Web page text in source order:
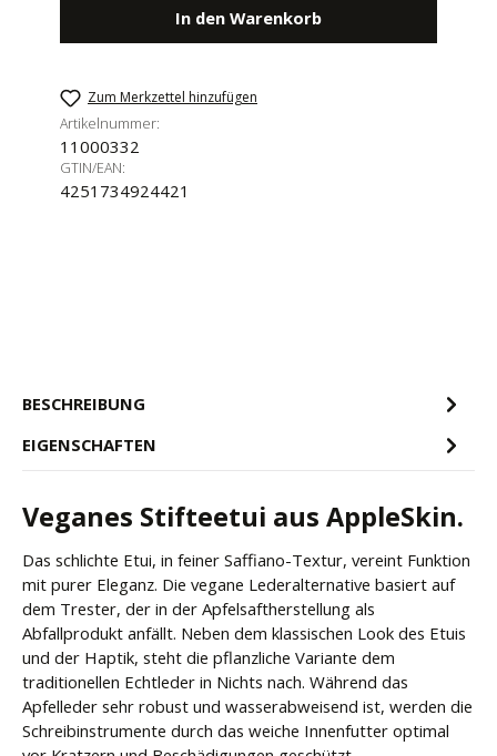
In den Warenkorb
Zum Merkzettel hinzufügen
Artikelnummer:
11000332
GTIN/EAN:
4251734924421
BESCHREIBUNG
EIGENSCHAFTEN
Veganes Stifteetui aus AppleSkin.
Das schlichte Etui, in feiner Saffiano-Textur, vereint Funktion
mit purer Eleganz. Die vegane Lederalternative basiert auf
dem Trester, der in der Apfelsaftherstellung als
Abfallprodukt anfällt. Neben dem klassischen Look des Etuis
und der Haptik, steht die pflanzliche Variante dem
traditionellen Echtleder in Nichts nach. Während das
Apfelleder sehr robust und wasserabweisend ist, werden die
Schreibinstrumente durch das weiche Innenfutter optimal